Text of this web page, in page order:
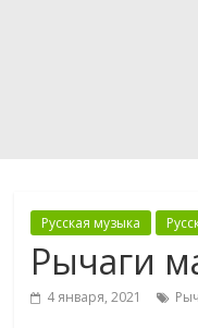
Русская музыка
Рычаги
4 января, 2021